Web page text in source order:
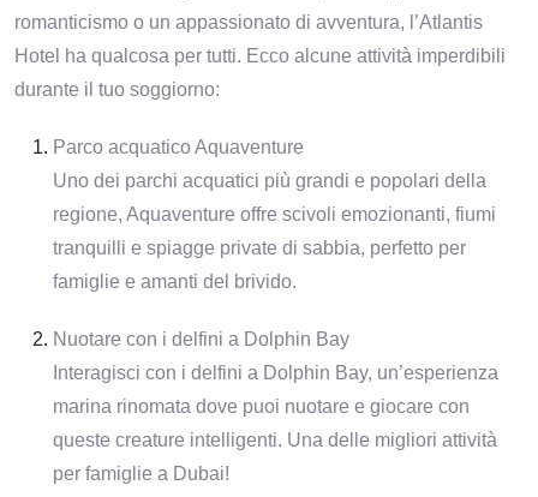
romanticismo o un appassionato di avventura, l’Atlantis
Hotel ha qualcosa per tutti. Ecco alcune attività imperdibili
durante il tuo soggiorno:
Parco acquatico Aquaventure
Uno dei parchi acquatici più grandi e popolari della
regione, Aquaventure offre scivoli emozionanti, fiumi
tranquilli e spiagge private di sabbia, perfetto per
famiglie e amanti del brivido.
Nuotare con i delfini a Dolphin Bay
Interagisci con i delfini a Dolphin Bay, un’esperienza
marina rinomata dove puoi nuotare e giocare con
queste creature intelligenti. Una delle migliori attività
per famiglie a Dubai!